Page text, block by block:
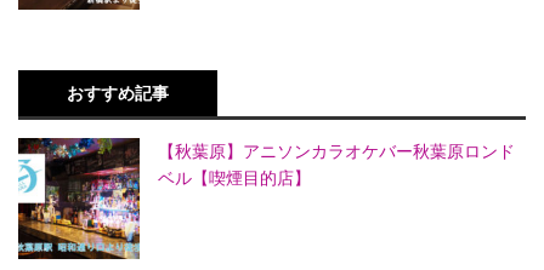
おすすめ記事
【秋葉原】アニソンカラオケバー秋葉原ロンド
ベル【喫煙目的店】